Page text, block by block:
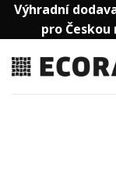
Přeskočit
Výhradní
pro